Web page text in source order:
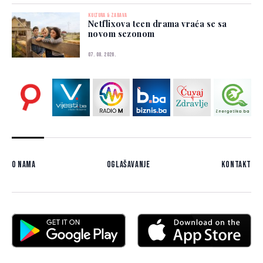
KULTURA & ZABAVA
Netflixova teen drama vraća se sa
novom sezonom
07. 08. 2026.
O nama Oglašavanje Kontakt